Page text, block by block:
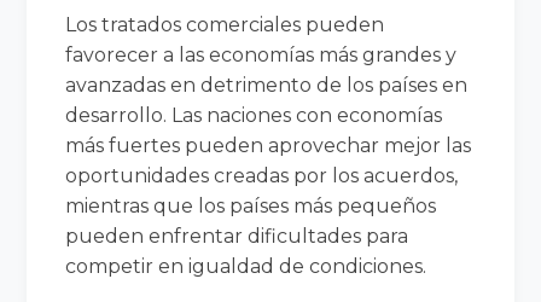
Los tratados comerciales pueden
favorecer a las economías más grandes y
avanzadas en detrimento de los países en
desarrollo. Las naciones con economías
más fuertes pueden aprovechar mejor las
oportunidades creadas por los acuerdos,
mientras que los países más pequeños
pueden enfrentar dificultades para
competir en igualdad de condiciones.